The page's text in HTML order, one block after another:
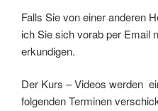
Falls Sie von einer anderen
ich Sie sich vorab per Email
erkundigen.
Der Kurs – Videos werden
folgenden Terminen